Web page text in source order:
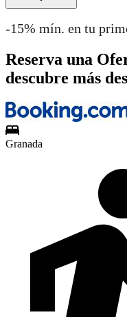
-15% mín. en tu
Reserva una
descubre más
Granada